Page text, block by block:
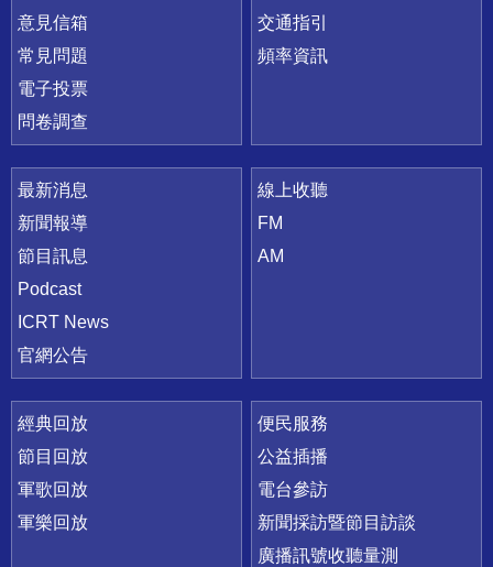
意見信箱
常見問題
電子投票
問卷調查
交通指引
頻率資訊
最新消息
新聞報導
節目訊息
Podcast
ICRT News
官網公告
線上收聽
FM
AM
經典回放
節目回放
軍歌回放
軍樂回放
便民服務
公益插播
電台參訪
新聞採訪暨節目訪談
廣播訊號收聽量測